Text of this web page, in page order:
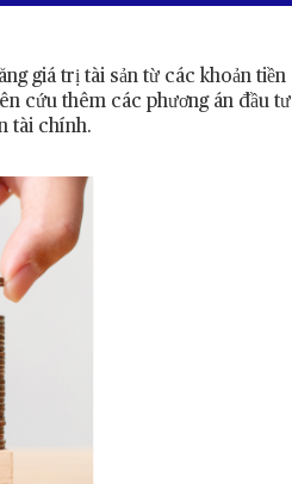
giá trị tài sản từ các khoản tiền
cứu thêm các phương án đầu tư
tài chính.